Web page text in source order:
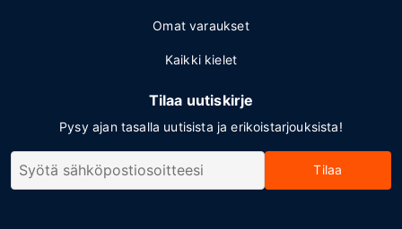
Omat varaukset
Kaikki kielet
Tilaa uutiskirje
Pysy ajan tasalla uutisista ja erikoistarjouksista!
Tilaa